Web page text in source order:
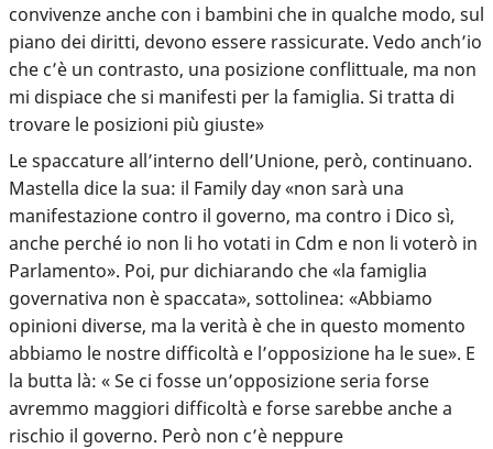
convivenze anche con i bambini che in qualche modo, sul
piano dei diritti, devono essere rassicurate. Vedo anch’io
che c’è un contrasto, una posizione conflittuale, ma non
mi dispiace che si manifesti per la famiglia. Si tratta di
trovare le posizioni più giuste»
Le spaccature all’interno dell’Unione, però, continuano.
Mastella dice la sua: il Family day «non sarà una
manifestazione contro il governo, ma contro i Dico sì,
anche perché io non li ho votati in Cdm e non li voterò in
Parlamento». Poi, pur dichiarando che «la famiglia
governativa non è spaccata», sottolinea: «Abbiamo
opinioni diverse, ma la verità è che in questo momento
abbiamo le nostre difficoltà e l’opposizione ha le sue». E
la butta là: « Se ci fosse un’opposizione seria forse
avremmo maggiori difficoltà e forse sarebbe anche a
rischio il governo. Però non c’è neppure